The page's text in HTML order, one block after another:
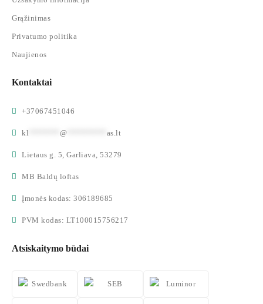
Grąžinimas
Privatumo politika
Naujienos
Kontaktai
+37067451046
kl @ as.lt
Lietaus g. 5, Garliava, 53279
MB Baldų loftas
Įmonės kodas: 306189685
PVM kodas: LT100015756217
Atsiskaitymo būdai